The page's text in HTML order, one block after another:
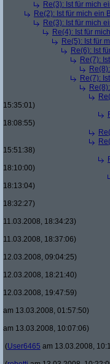
Re(3): Ist für mich
Re(2): Ist für mich ein
Re(3): Ist für mich
Re(4): Ist für
Re(5): Ist für
Re(6): Ist
Re(7):
Re(7):
15:35:01)
18:08:55)
15:51:38)
18:10:00)
18:13:04)
18:32:27)
11.03.2008, 18:34:23)
11.03.2008, 18:37:06)
12.03.2008, 09:04:25)
12.03.2008, 18:21:40)
12.03.2008, 19:47:59)
am 13.03.2008, 01:57:50)
am 13.03.2008, 10:07:06)
(User6465 am 13.03.2008,